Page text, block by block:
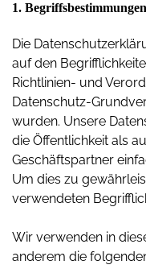
1. Begriffsbestimmungen
Die
auf den
Richtlinien- und
Datenschutz-
wurden. Unsere
die Öffentlichkeit als
Geschäftspartner
Um dies zu
verwendeten
Wir verwenden in
anderem die